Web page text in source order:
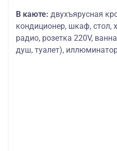
В каюте: двухъярусная
кондиционер, шкаф, стол,
радио, розетка 220V,
душ, туалет),